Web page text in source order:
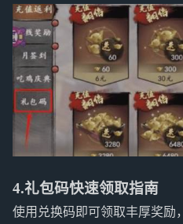
4.礼包码快速领取指南
使用兑换码即可领取丰厚奖励，